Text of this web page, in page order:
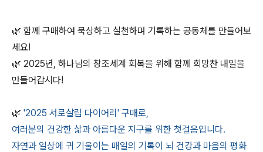
🌿 함께 구매하여 묵상하고 실천하며 기록하는 공동체를 만들어보
세요!
🌿 2025년, 하나님의 창조세계 회복을 위해 함께 희망찬 내일을
만들어갑시다!
🌿 '2025 서로살림 다이어리' 구매로,
여러분의 건강한 삶과 아름다운 지구를 위한 첫걸음입니다.
자연과 일상에 귀 기울이는 매일의 기록이 뇌 건강과 마음의 평화